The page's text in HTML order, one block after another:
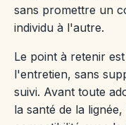
sans promettre un
individu à l'autre.
Le point à retenir
l'entretien, sans
suivi. Avant toute
la santé de la